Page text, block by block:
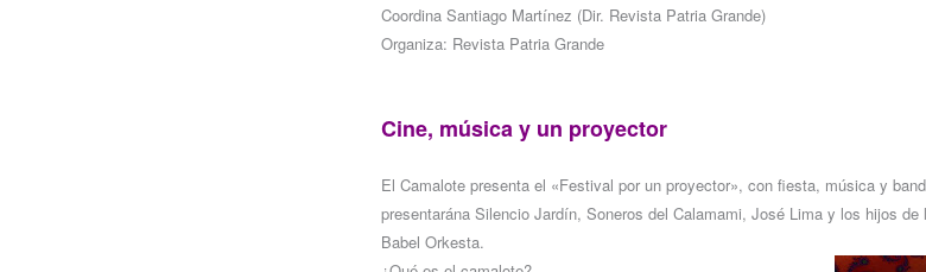
Coordina Santiago Martínez (Dir. Revista Patria Grande)
Organiza: Revista Patria Grande
Cine, música y un proyector
El Camalote presenta el «Festival por un proyector», con fiesta, música y
presentarána Silencio Jardín, Soneros del Calamami, José Lima y los hijos
Babel Orkesta.